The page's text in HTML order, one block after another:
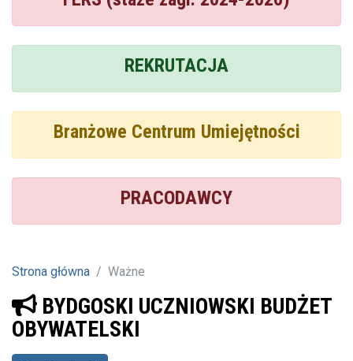
REKRUTACJA
Branżowe Centrum Umiejętności
PRACODAWCY
Strona główna Ważne
BYDGOSKI UCZNIOWSKI BUDŻET
OBYWATELSKI